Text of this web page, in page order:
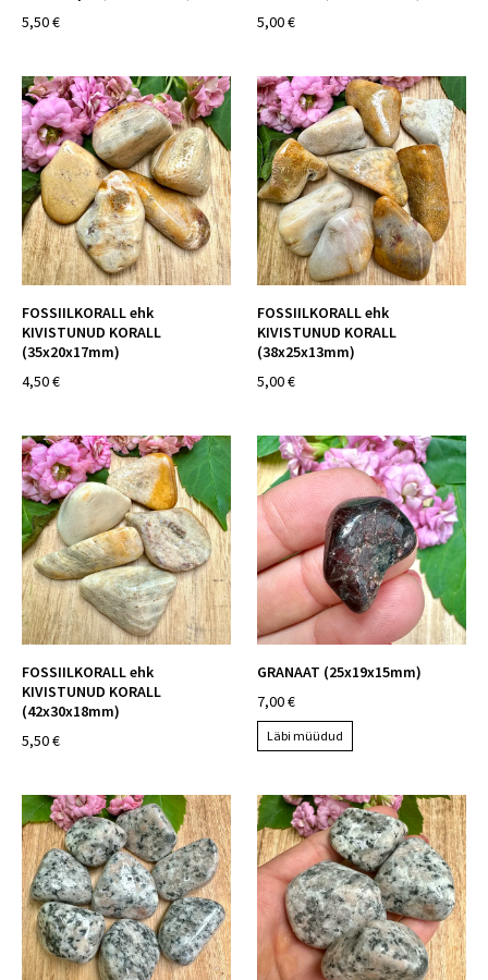
5,50 €
5,00 €
FOSSIILKORALL ehk
KIVISTUNUD KORALL
(35x20x17mm)
4,50 €
FOSSIILKORALL ehk
KIVISTUNUD KORALL
(38x25x13mm)
5,00 €
FOSSIILKORALL ehk
KIVISTUNUD KORALL
(42x30x18mm)
5,50 €
GRANAAT (25x19x15mm)
7,00 €
Läbi müüdud